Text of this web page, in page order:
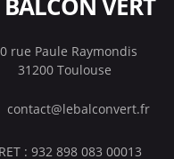
rue Paule Raymondis
31200 Toulouse
contact@lebalconvert.fr
: 932 898 083 00013